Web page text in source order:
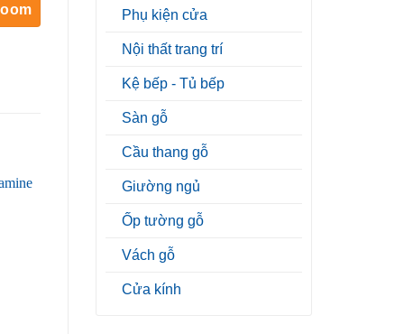
Phụ kiện cửa
Nội thất trang trí
Kệ bếp - Tủ bếp
Sàn gỗ
Cầu thang gỗ
Giường ngủ
Ốp tường gỗ
Vách gỗ
Cửa kính